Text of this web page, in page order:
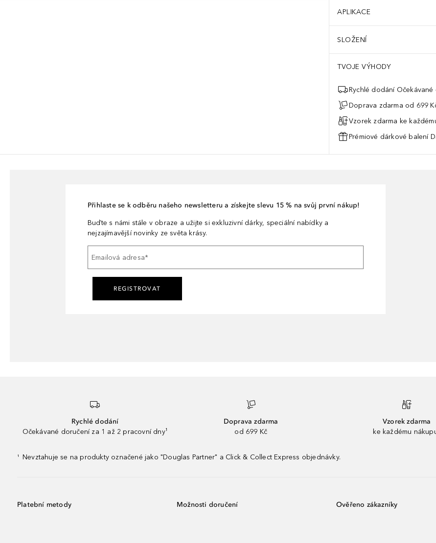
APLIKACE
SLOŽENÍ
TVOJE VÝHODY
Rychlé dodání
Doprava zdarma od 699
Vzorek zdarma ke
Prémiové dárkové balení
Přihlaste se k odběru našeho newsletteru a získejte slevu 15 % na svůj první nákup!
Buďte s námi stále v obraze a užijte si exkluzivní dárky, speciální nabídky a
nejzajímavější novinky ze světa krásy.
Emailová adresa*
REGISTROVAT
Rychlé dodání
Očekávané doručení za 1 až 2 pracovní dny¹
Doprava zdarma
od 699 Kč
Vzorek zdarma
ke každému
¹ Nevztahuje se na produkty označené jako "Douglas Partner" a Click & Collect Express objednávky.
Platební metody Možnosti doručení Ověřeno zákazníky